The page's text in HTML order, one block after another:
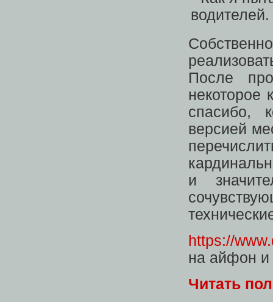
После
спасибо,
версией
и
https://
на айфон и
Читать